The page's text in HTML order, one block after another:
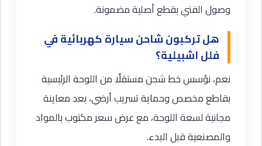
وصول الفني بقطع أصلية مضمونة.
هل تركبون شاحن سيارة كهربائية في
فلل اشبيلية؟
نعم، نؤسس خط شحن مستقلًا من اللوحة الرئيسية
بقاطع مخصص وحماية تسريب أرضي، بعد معاينة
مجانية لسعة اللوحة، مع عرض سعر مكتوب بالمواد
والمصنعية قبل البدء.